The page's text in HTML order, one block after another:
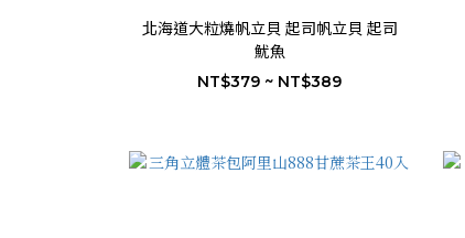
北海道大粒燒帆立貝 起司帆立貝 起司
魷魚
NT$379 ~ NT$389